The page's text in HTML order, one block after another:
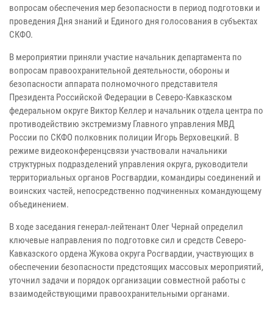
вопросам обеспечения мер безопасности в период подготовки и
проведения Дня знаний и Единого дня голосования в субъектах
СКФО.
В мероприятии приняли участие начальник департамента по
вопросам правоохранительной деятельности, обороны и
безопасности аппарата полномочного представителя
Президента Российской Федерации в Северо-Кавказском
федеральном округе Виктор Келлер и начальник отдела центра по
противодействию экстремизму Главного управления МВД
России по СКФО полковник полиции Игорь Верховецкий. В
режиме видеоконференцсвязи участвовали начальники
структурных подразделений управления округа, руководители
территориальных органов Росгвардии, командиры соединений и
воинских частей, непосредственно подчиненных командующему
объединением.
В ходе заседания генерал-лейтенант Олег Чернай определил
ключевые направления по подготовке сил и средств Северо-
Кавказского ордена Жукова округа Росгвардии, участвующих в
обеспечении безопасности предстоящих массовых мероприятий,
уточнил задачи и порядок организации совместной работы с
взаимодействующими правоохранительными органами.